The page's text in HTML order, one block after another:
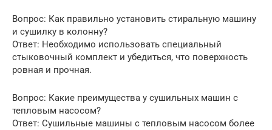
Вопрос: Как правильно установить стиральную машину
и сушилку в колонну?
Ответ: Необходимо использовать специальный
стыковочный комплект и убедиться, что поверхность
ровная и прочная.
Вопрос: Какие преимущества у сушильных машин с
тепловым насосом?
Ответ: Сушильные машины с тепловым насосом более